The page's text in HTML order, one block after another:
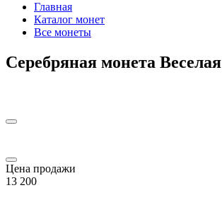
Главная
Каталог монет
Все монеты
Серебряная монета
Цена продажи
13 200